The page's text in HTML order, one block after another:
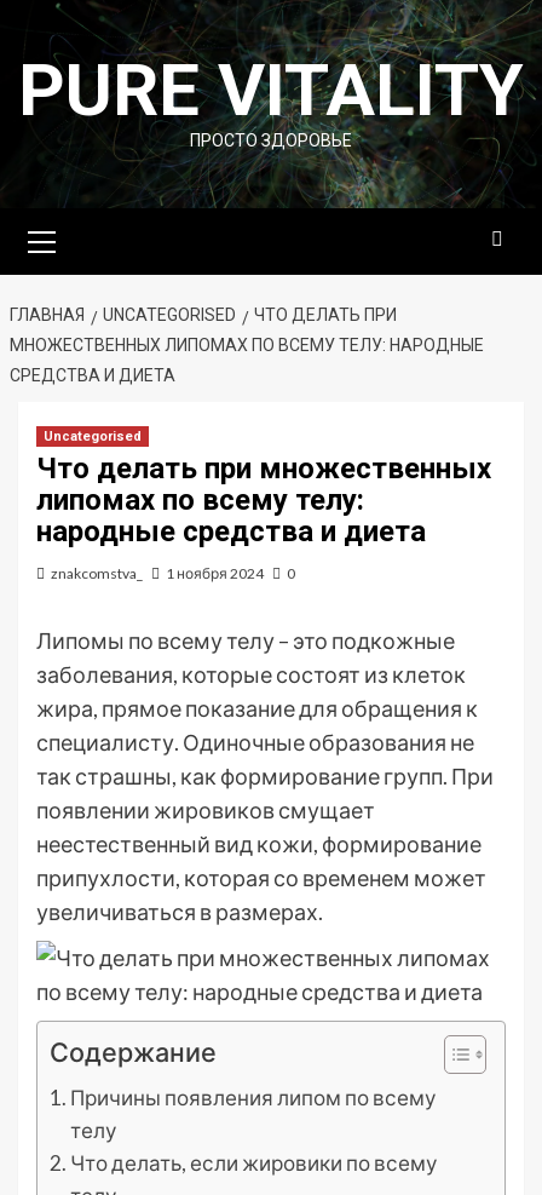
Перейти
содержимому
PURE VITALITY
ПРОСТО ЗДОРОВЬЕ
меню
ГЛАВНАЯ UNCATEGORISED
ЧТО ДЕЛАТЬ ПРИ
МНОЖЕСТВЕННЫХ ЛИПОМАХ ПО ВСЕМУ ТЕЛУ: НАРОДНЫЕ
СРЕДСТВА И ДИЕТА
Uncategorised
Что делать при множественных
липомах по всему телу:
народные средства и диета
znakcomstva_ 1 ноября 2024 0
Липомы по всему телу – это подкожные
заболевания, которые состоят из клеток
жира, прямое показание для обращения к
специалисту. Одиночные образования не
так страшны, как формирование групп. При
появлении жировиков смущает
неестественный вид кожи, формирование
припухлости, которая со временем может
увеличиваться в размерах.
Содержание
Причины появления липом по всему
телу
Что делать, если жировики по всему